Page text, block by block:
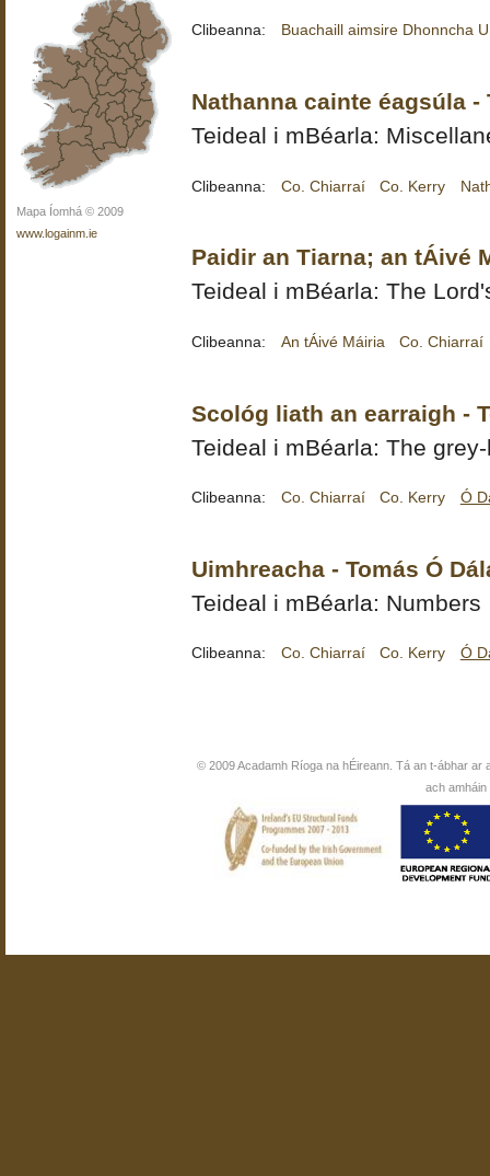
Mapa Íomhá © 2009
www.logainm.ie
Clibeanna: Buachaill aimsire Dhonncha
Nathanna cainte éagsúla -
Teideal i mBéarla:
Clibeanna: Co. Chiarraí Co. Kerry
Paidir an Tiarna; an tÁivé
Teideal i mBéarla: The
Clibeanna: An tÁivé Máiria Co. Chiarraí
Scológ liath an earraigh -
Teideal i mBéarla: The
Clibeanna: Co. Chiarraí Co. Kerry Ó
Uimhreacha - Tomás Ó
Teideal i mBéarla: Numbers
Clibeanna: Co. Chiarraí Co. Kerry Ó
© 2009 Acadamh Ríoga na hÉireann. Tá an t-ábhar ar
ach amháin